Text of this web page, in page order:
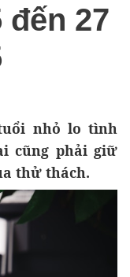
đến 27
nhỏ lo tình
cũng phải giữ
thử thách.